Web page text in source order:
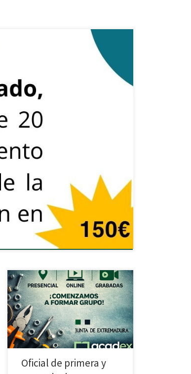
Oficial de primera y